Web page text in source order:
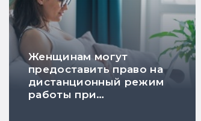
Женщинам могут
предоставить право на
дистанционный режим
работы при